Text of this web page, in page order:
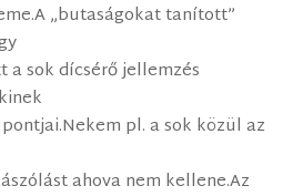
„butaságokat tanított”
a sok dícsérő jellemzés
pl. a sok közül az
ahova nem kellene.Az